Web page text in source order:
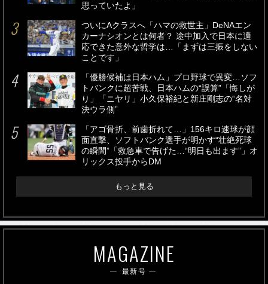
思っていたよ」
ついにAクラスへ「ハマの救世主」DeNAエン
カーナシオンとは何者？ 途中加入で日本に適
応できた意外な哲学は…「まずは三振をしない
ことです」
「優勝候補は日本ハム」プロ野球で異変…ソフ
トバンクに超苦戦、日本ハムの“誤算”「悔しが
り」「ニヤリ」小久保裕紀と新庄剛志の“名対
決ウラ側”
「アゴ骨折、前歯折れて…」156キロ速球が顔
面直撃、ソフトバンク選手が明かす“壮絶死球
の瞬間”「救急車で告げた…“明日も出ます”」オ
リックス投手からDM
もっと見る
MAGAZINE
最新号